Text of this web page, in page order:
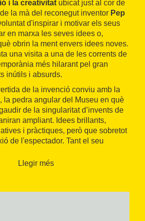
i la creativitat ubicat just al cor de
la mà del reconegut inventor Pep
d'inspirar i motivar els seus
en marxa les seves idees o,
obrin la ment envers idees noves.
una visita a una de les corrents de
més hilarant pel gran
inútils i absurds.
de la invenció conviu amb la
, la pedra angular del Museu en què
de la singularitat d’invents de
ampliant. Idees brillants,
i pràctiques, però que sobretot
de l'espectador. Tant el seu
en la qual les idees infiltrades
Llegir més